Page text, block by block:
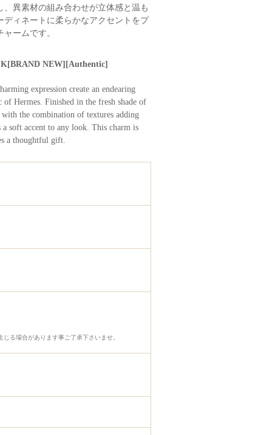
異素材の組み合わせが立体感と温も
ィネートに柔らかなアクセントをプ
ームです。
K[BRAND NEW][Authentic]
expression create an endearing
of Hermes. Finished in the fresh shade of
the combination of textures adding
soft accent to any look. This charm is
a thoughtful gift.
る場合があります事ご了承下さいませ。